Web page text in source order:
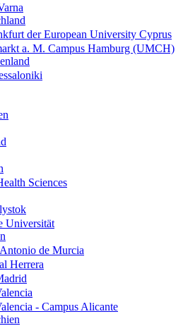
der European University Cyprus
a. M. Campus Hamburg (UMCH)
Sciences
Universität
de Murcia
Herrera
- Campus Alicante